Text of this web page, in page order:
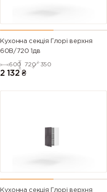
Кухонна секція Глорі верхня
60В/720 1дв
600 720 350
2 132 ₴
Кухонна секція Глорі верхня